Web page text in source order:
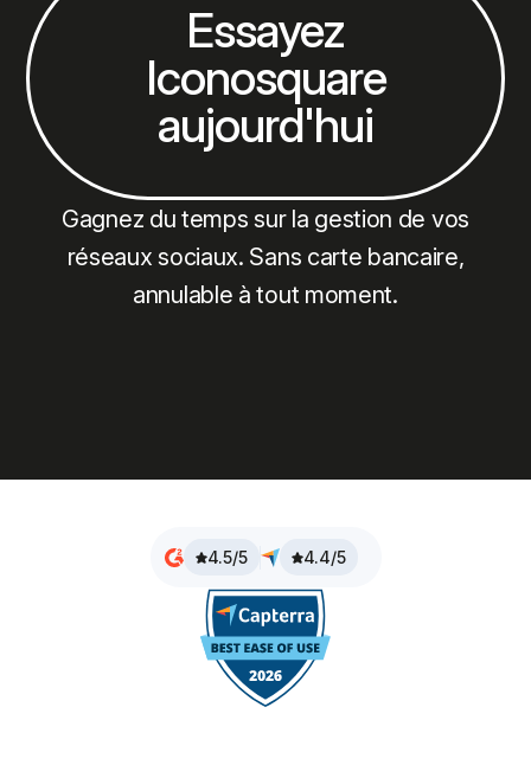
Essayez
Iconosquare
aujourd'hui
Gagnez du temps sur la gestion de vos
réseaux sociaux. Sans carte bancaire,
annulable à tout moment.
4.5/5 4.4/5